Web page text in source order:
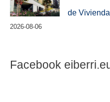
de
2026-08-06
Facebook